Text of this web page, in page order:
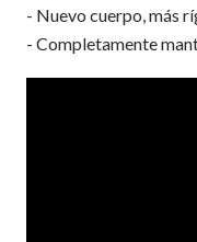
- Nuevo cuerpo, más
- Completamente